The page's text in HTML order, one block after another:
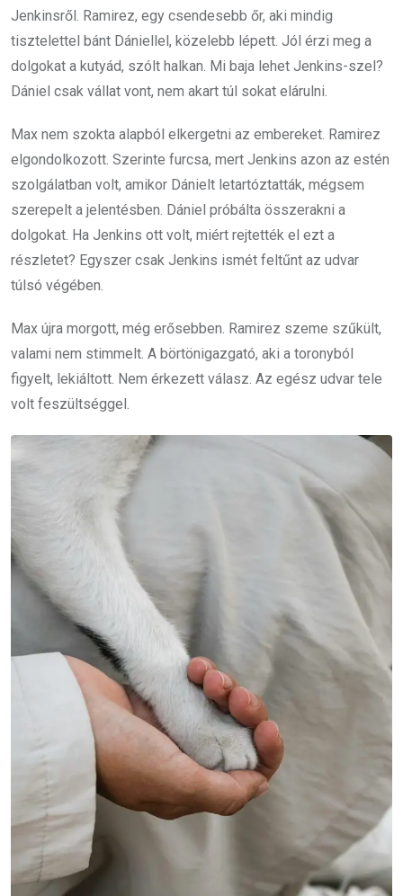
Jenkinsről. Ramirez, egy csendesebb őr, aki mindig
tisztelettel bánt Dániellel, közelebb lépett. Jól érzi meg a
dolgokat a kutyád, szólt halkan. Mi baja lehet Jenkins-szel?
Dániel csak vállat vont, nem akart túl sokat elárulni.
Max nem szokta alapból elkergetni az embereket. Ramirez
elgondolkozott. Szerinte furcsa, mert Jenkins azon az estén
szolgálatban volt, amikor Dánielt letartóztatták, mégsem
szerepelt a jelentésben. Dániel próbálta összerakni a
dolgokat. Ha Jenkins ott volt, miért rejtették el ezt a
részletet? Egyszer csak Jenkins ismét feltűnt az udvar
túlsó végében.
Max újra morgott, még erősebben. Ramirez szeme szűkült,
valami nem stimmelt. A börtönigazgató, aki a toronyból
figyelt, lekiáltott. Nem érkezett válasz. Az egész udvar tele
volt feszültséggel.